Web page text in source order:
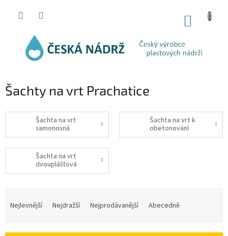
Šachty na vrt Prachatice
Šachta na vrt
samonosná
Šachta na vrt k
obetonování
Šachta na vrt
dvouplášťová
Nejlevnější Nejdražší Nejprodávanější Abecedně